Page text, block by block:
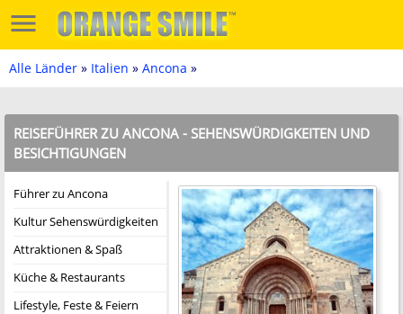
Alle Länder » Italien » Ancona »
REISEFÜHRER ZU ANCONA - SEHENSWÜRDIGKEITEN UND
BESICHTIGUNGEN
Führer zu Ancona
Kultur Sehenswürdigkeiten
Attraktionen & Spaß
Küche & Restaurants
Lifestyle, Feste & Feiern